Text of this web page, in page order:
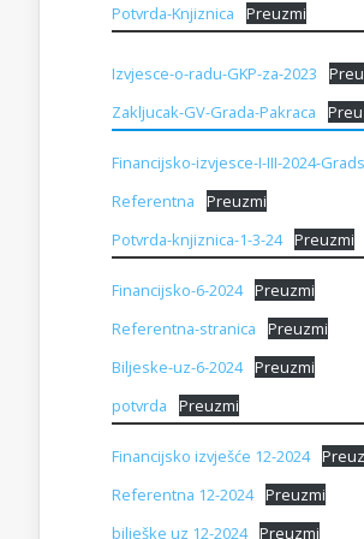
Potvrda-Knjiznica
Preuzmi
Izvjesce-o-radu-GKP-za-2023
Zakljucak-GV-Grada-Pakraca
Financijsko-izvjesce-I-III-2024-
Referentna
Preuzmi
Potvrda-knjiznica-1-3-24 Preuzmi
Financijsko-6-2024 Preuzmi
Referentna-stranica
Preuzmi
Biljeske-uz-6-2024 Preuzmi
potvrda
Preuzmi
Financijsko izvješće 12-2024
Referentna 12-2024 Preuzmi
bilješke uz 12-2024 Preuzmi